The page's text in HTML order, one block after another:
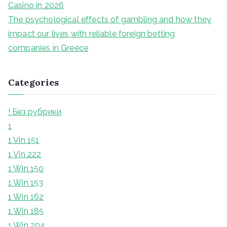
Casino in 2026
The psychological effects of gambling and how they
impact our lives with reliable foreign betting
companies in Greece
Categories
! Без рубрики
1
1 Vin 151
1 Vin 222
1 Win 150
1 Win 153
1 Win 162
1 Win 185